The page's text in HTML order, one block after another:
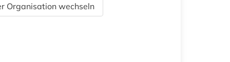
Organisation wechseln